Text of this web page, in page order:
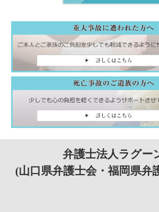
弁護士法人ラグー
(山口県弁護士会・福岡県弁